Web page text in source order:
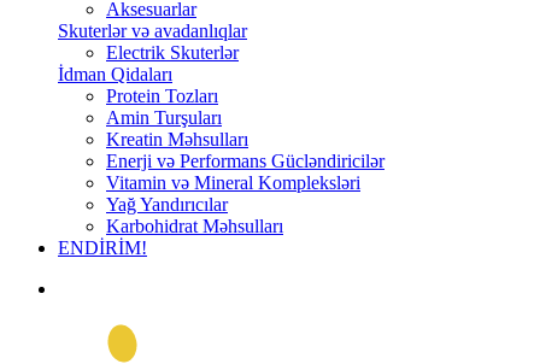
Aksesuarlar
Skuterlər və avadanlıqlar
Electrik Skuterlər
İdman Qidaları
Protein Tozları
Amin Turşuları
Kreatin Məhsulları
Enerji və Performans Gücləndiricilər
Vitamin və Mineral Kompleksləri
Yağ Yandırıcılar
Karbohidrat Məhsulları
ENDİRİM!